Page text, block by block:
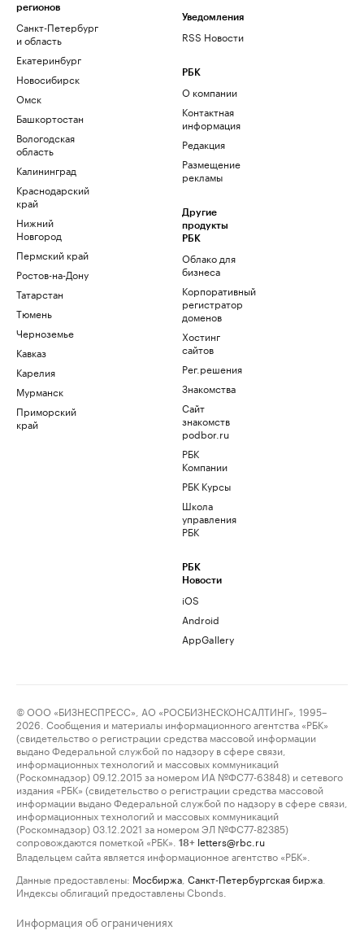
регионов
Санкт-Петербург
и область
Екатеринбург
Новосибирск
Омск
Башкортостан
Вологодская
область
Калининград
Краснодарский
край
Нижний
Новгород
Пермский край
Ростов-на-Дону
Татарстан
Тюмень
Черноземье
Кавказ
Карелия
Мурманск
Приморский
край
Уведомления
RSS Новости
РБК
О компании
Контактная
информация
Редакция
Размещение
рекламы
Другие
продукты
РБК
Облако для
бизнеса
Корпоративный
регистратор
доменов
Хостинг
сайтов
Рег.решения
Знакомства
Сайт
знакомств
podbor.ru
РБК
Компании
РБК Курсы
Школа
управления
РБК
РБК
Новости
iOS
Android
AppGallery
© ООО «БИЗНЕСПРЕСС», АО «РОСБИЗНЕСКОНСАЛТИНГ», 1995–
2026. Сообщения и материалы информационного агентства «РБК»
(свидетельство о регистрации средства массовой информации
выдано Федеральной службой по надзору в сфере связи,
информационных технологий и массовых коммуникаций
(Роскомнадзор) 09.12.2015 за номером ИА №ФС77-63848) и сетевого
издания «РБК» (свидетельство о регистрации средства массовой
информации выдано Федеральной службой по надзору в сфере связи,
информационных технологий и массовых коммуникаций
(Роскомнадзор) 03.12.2021 за номером ЭЛ №ФС77-82385)
сопровождаются пометкой «РБК».
18+ letters@rbc.ru
Владельцем сайта является информационное агентство «РБК».
Данные предоставлены: Мосбиржа Санкт-Петербургская биржа
Индексы облигаций предоставлены Cbonds.
Информация об ограничениях